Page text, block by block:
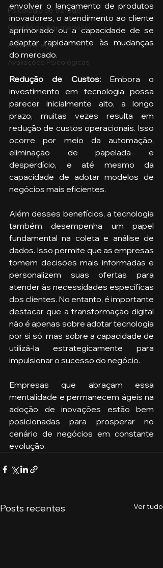
Psicologia de tráfego
Gestão do Agronegócio
Administração
Avaliações Psicológicas
envolver o lançamento de produtos
inovadores, o atendimento ao cliente
aprimorado ou a capacidade de se
adaptar rapidamente às mudanças
do mercado.
Redução de Custos: Embora o
investimento em tecnologia possa
parecer inicialmente alto, a longo
prazo, muitas vezes resulta em
redução de custos operacionais. Isso
ocorre por meio da automação,
eliminação de papelada e
desperdício, e até mesmo da
capacidade de adotar modelos de
negócios mais eficientes.
Além desses benefícios, a tecnologia
também desempenha um papel
fundamental na coleta e análise de
dados. Isso permite que as empresas
tomem decisões mais informadas e
personalizem suas ofertas para
atender às necessidades específicas
dos clientes. No entanto, é importante
destacar que a transformação digital
não é apenas sobre adotar tecnologia
por si só, mas sobre a capacidade de
utilizá-la estrategicamente para
impulsionar o sucesso do negócio.
Empresas que abraçam essa
mentalidade e permanecem ágeis na
adoção de inovações estão bem
posicionadas para prosperar no
cenário de negócios em constante
evolução.
Posts recentes Ver tudo